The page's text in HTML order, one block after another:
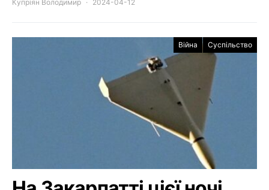
Купріян Володимир 2024-04-12
Війна Суспільство